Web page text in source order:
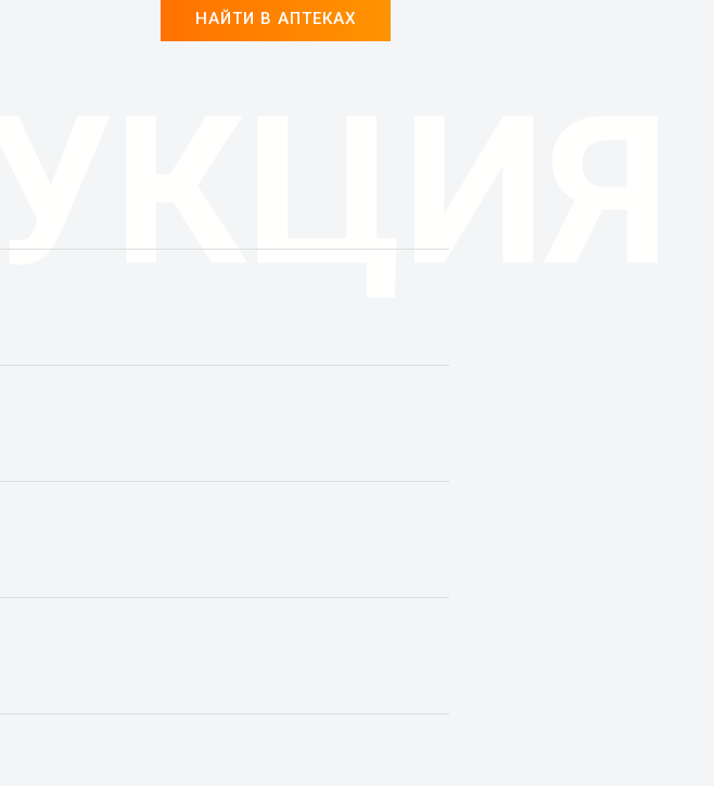
НАЙТИ В АПТЕКАХ